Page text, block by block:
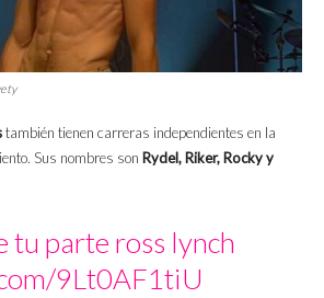
también tienen carreras independientes en la
Sus nombres son Rydel, Riker, Rocky y
tu parte ross lynch
9Lt0AF1tiU